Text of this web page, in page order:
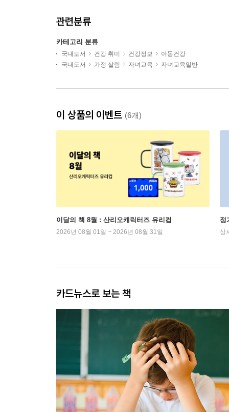
관련분류
카테고리 분류
국내도서 건강 취미 건강정보
아동건강
국내도서
가정 살림 자녀교육 자녀교육일반
이 상품의 이벤트 (6개)
이달의 책 8월 : 산리오캐릭터즈 유리컵
2026년 08월 01일 ~ 2026년 08월 31일
정
상
카드뉴스로 보는 책